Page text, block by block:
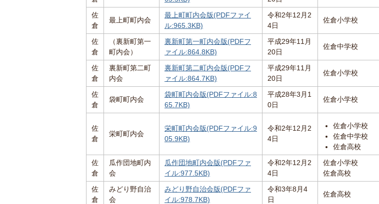
佐
倉
最上町町内会
最上町町内会版(PDFファイ
ル:965.3KB)
令和2年12月2
4日
佐倉小学校
佐
倉
（裏新町第一
町内会）
裏新町第一町内会版(PDFフ
ァイル:864.8KB)
平成29年11月
20日
佐倉中学校
佐
倉
裏新町第二町
内会
裏新町第二町内会版(PDFフ
ァイル:864.7KB)
平成29年11月
20日
佐倉小学校
佐
倉
袋町町内会
袋町町内会版(PDFファイル:8
65.7KB)
平成28年3月1
0日
佐倉小学校
佐
倉
栄町町内会
栄町町内会版(PDFファイル:9
05.9KB)
令和2年12月2
4日
佐倉小学校
佐倉中学校
佐倉高校
佐
倉
瓜作団地町内
会
瓜作団地町内会版(PDFファ
イル:977.5KB)
令和2年12月2
4日
佐倉小学校
佐倉高校
佐
倉
みどり野自治
会
みどり野自治会版(PDFファ
イル:978.7KB)
令和3年8月4
日
佐倉高校